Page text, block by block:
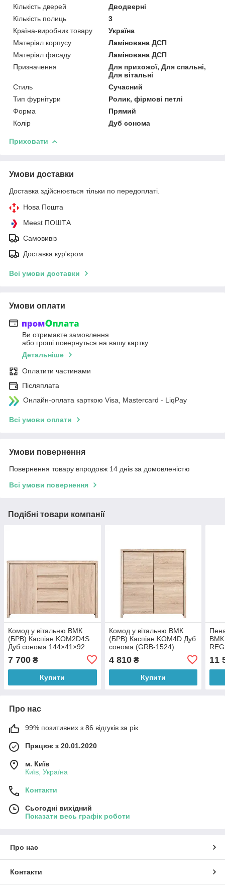
Кількість дверей
Дводверні
Кількість полиць
3
Країна-виробник товару
Україна
Матеріал корпусу
Ламінована ДСП
Матеріал фасаду
Ламінована ДСП
Призначення
Для прихожої, Для спальні,
Для вітальні
Стиль
Сучасний
Тип фурнітури
Ролик, фірмові петлі
Форма
Прямий
Колір
Дуб сонома
Приховати
Умови доставки
Доставка здійснюється тільки по передоплаті.
Нова Пошта
Meest ПОШТА
Самовивіз
Доставка кур'єром
Всі умови доставки
Умови оплати
Ви отримаєте замовлення
або гроші повернуться на вашу картку
Детальніше
Оплатити частинами
Післяплата
Онлайн-оплата карткою Visa, Mastercard - LiqPay
Всі умови оплати
Умови повернення
Повернення товару впродовж 14 днів за домовленістю
Всі умови повернення
Подібні товари компанії
Комод у вітальню ВМК
(БРВ) Каспіан KOM2D4S
Дуб сонома 144×41×92
см, комод з дверцятами та
4 шухлядами для
зберігання одягу і речей
7 700 ₴
Купити
Комод у вітальню ВМК
(БРВ) Каспіан KOM4D Дуб
сонома (GRB-1524)
4 810₴
Купити
ВМК
11
Про нас
99% позитивних з 86 відгуків за рік
Працює з 20.01.2020
м. Київ
Київ, Україна
Контакти
Сьогодні вихідний
Показати весь графік роботи
Про нас
Контакти